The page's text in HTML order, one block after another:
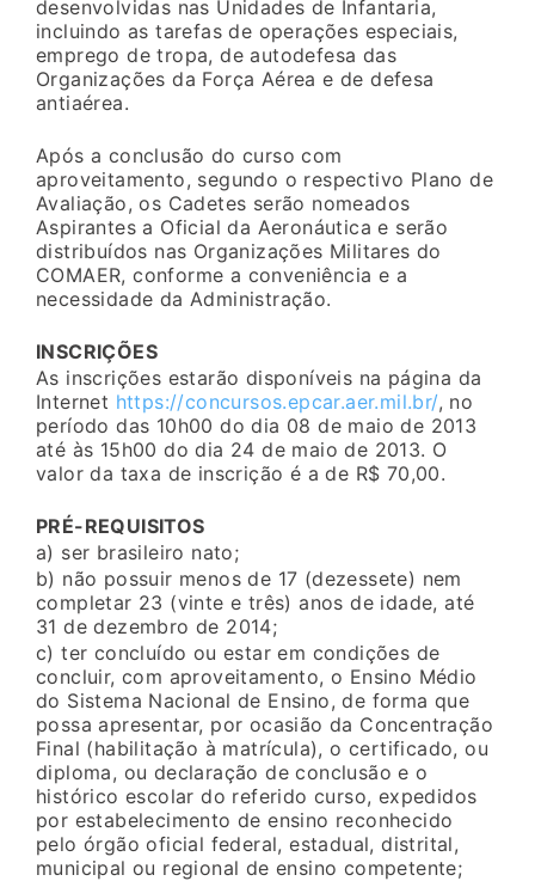
desenvolvidas nas Unidades de Infantaria,
incluindo as tarefas de operações especiais,
emprego de tropa, de autodefesa das
Organizações da Força Aérea e de defesa
antiaérea.
Após a conclusão do curso com
aproveitamento, segundo o respectivo Plano de
Avaliação, os Cadetes serão nomeados
Aspirantes a Oficial da Aeronáutica e serão
distribuídos nas Organizações Militares do
COMAER, conforme a conveniência e a
necessidade da Administração.
INSCRIÇÕES
As inscrições estarão disponíveis na página da
Internet https://concursos.epcar.aer.mil.br/, no
período das 10h00 do dia 08 de maio de 2013
até às 15h00 do dia 24 de maio de 2013. O
valor da taxa de inscrição é a de R$ 70,00.
PRÉ-REQUISITOS
a) ser brasileiro nato;
b) não possuir menos de 17 (dezessete) nem
completar 23 (vinte e três) anos de idade, até
31 de dezembro de 2014;
c) ter concluído ou estar em condições de
concluir, com aproveitamento, o Ensino Médio
do Sistema Nacional de Ensino, de forma que
possa apresentar, por ocasião da Concentração
Final (habilitação à matrícula), o certificado, ou
diploma, ou declaração de conclusão e o
histórico escolar do referido curso, expedidos
por estabelecimento de ensino reconhecido
pelo órgão oficial federal, estadual, distrital,
municipal ou regional de ensino competente;